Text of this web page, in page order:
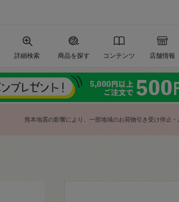
詳細検索 商品を探す コンテンツ 店舗情報
熊本地震の影響により、一部地域のお荷物引き受け停止